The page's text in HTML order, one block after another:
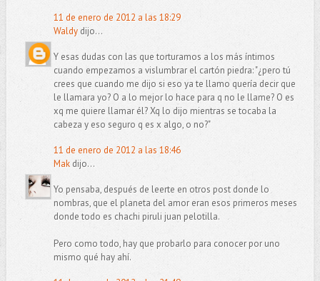
11 de enero de 2012 a las 18:29
Waldydijo...
Y esas dudas con las que torturamos a los más íntimos
cuando empezamos a vislumbrar el cartón piedra: "¿pero tú
crees que cuando me dijo si eso ya te llamo quería decir que
le llamara yo? O a lo mejor lo hace para q no le llame? O es
xq me quiere llamar él? Xq lo dijo mientras se tocaba la
cabeza y eso seguro q es x algo, o no?"
11 de enero de 2012 a las 18:46
Makdijo...
Yo pensaba, después de leerte en otros post donde lo
nombras, que el planeta del amor eran esos primeros meses
donde todo es chachi piruli juan pelotilla.
Pero como todo, hay que probarlo para conocer por uno
mismo qué hay ahí.